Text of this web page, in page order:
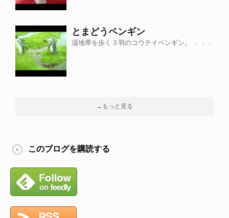
とまどうペンギン
湿地帯を歩く３羽のコウテイペンギン。 ．．．
→もっと見る
このブログを購読する